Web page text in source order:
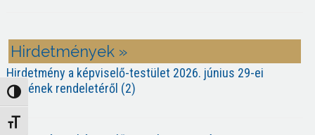
Nagy kontraszt váltása
Betűméret váltása
Hirdetmények »
Hirdetmény a képviselő-testület 2026. június 29-ei
ülésének rendeletéről (2)